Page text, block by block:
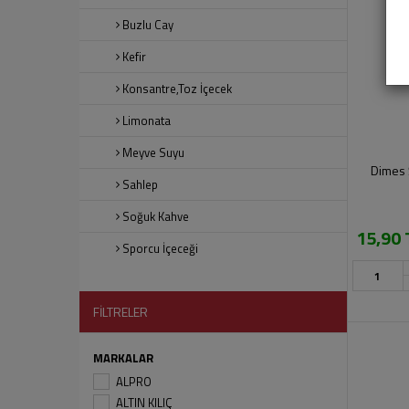
Buzlu Cay
Kefir
Konsantre,Toz İçecek
Limonata
Meyve Suyu
Sahlep
Soğuk Kahve
Sporcu İçeceği
FİLTRELER
MARKALAR
ALPRO
ALTIN KILIÇ
Dimes
15,90